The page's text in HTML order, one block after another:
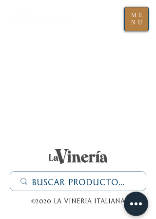
ME
NU
©2020 La Vineria italiana